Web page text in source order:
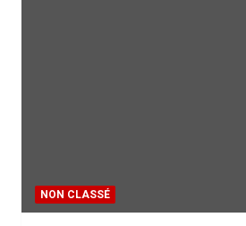
NON CLASSÉ